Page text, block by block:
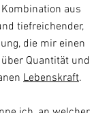
aus
tiefreichender,
die mir einen
Quantität und
Lebenskraft.